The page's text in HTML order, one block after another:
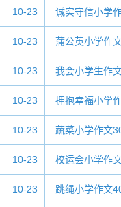
10-23 诚实守信小学
10-23 蒲公英小学作
10-23 我会小学生作
10-23 拥抱幸福小学
10-23 蔬菜小学作文
10-23 校运会小学作
10-23 跳绳小学作文